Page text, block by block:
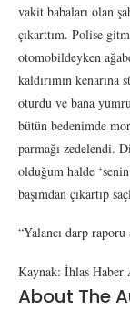
vakit babaları olan
çıkarttım. Polise
otomobildeyken
kaldırımın
oturdu ve bana
bütün bedenimde
parmağı zedelendi.
olduğum halde
başımdan çıkartıp
“Yalancı darp raporu
Kaynak: İhlas Haber
About The